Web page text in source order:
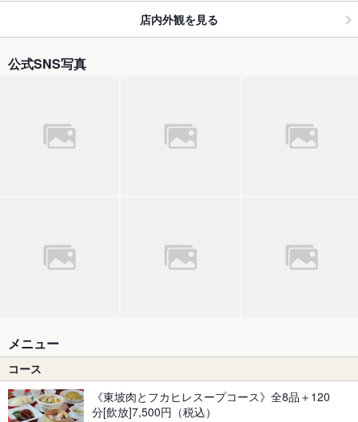
店内外観を見る
公式SNS写真
メニュー
コース
《東坡肉とフカヒレスープコース》全8品＋120
分[飲放]7,500円（税込）